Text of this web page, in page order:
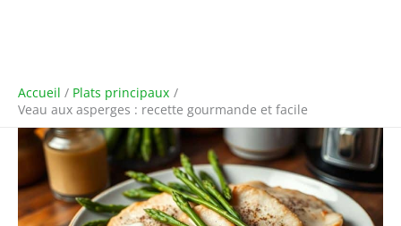
Accueil
Plats principaux
Veau aux asperges : recette gourmande et facile